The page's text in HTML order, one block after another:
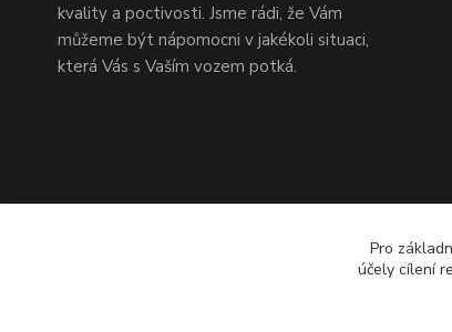
kvality a poctivosti. Jsme rádi, že Vám
můžeme být nápomocni v jakékoli situaci,
která Vás s Vaším vozem potká.
Pro
účely cílení